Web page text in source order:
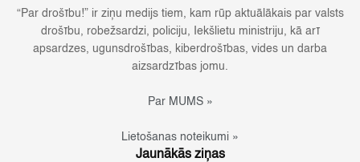
“Par drošību!” ir ziņu medijs tiem, kam rūp aktuālākais par valsts
drošību, robežsardzi, policiju, Iekšlietu ministriju, kā arī
apsardzes, ugunsdrošības, kiberdrošības, vides un darba
aizsardzības jomu.
Par MUMS »
Lietošanas noteikumi »
Jaunākās ziņas